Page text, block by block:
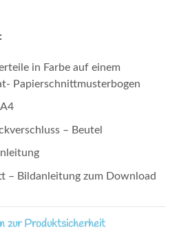
in Farbe auf einem
Papierschnittmusterbogen
– Beutel
– Bildanleitung zum Download
zur Produktsicherheit